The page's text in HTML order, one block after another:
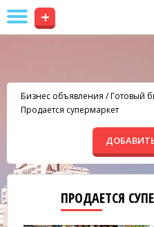
+
Бизнес объявления /Готовый
Продается супермаркет
ПРОДАЕТСЯ